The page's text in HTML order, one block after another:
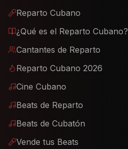
Reparto Cubano
¿Qué es el Reparto Cubano?
Cantantes de Reparto
Reparto Cubano 2026
Cine Cubano
Beats de Reparto
Beats de Cubatón
Vende tus Beats